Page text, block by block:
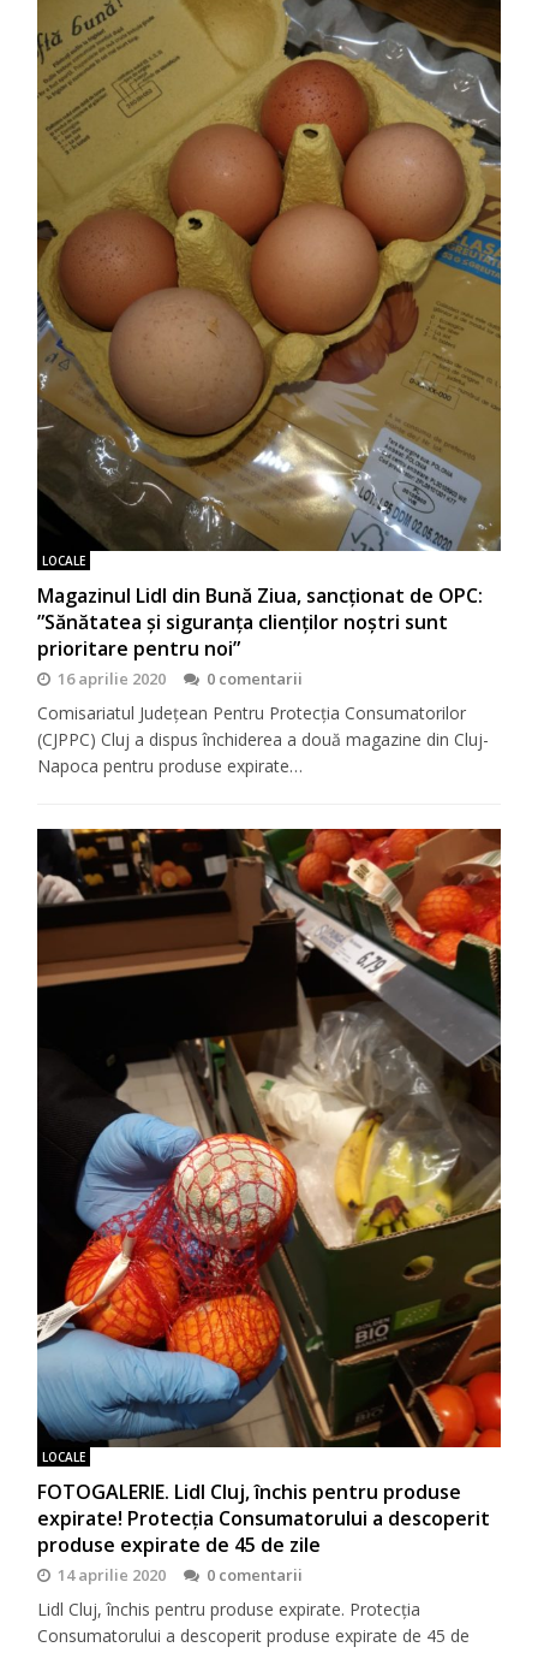
LOCALE
Magazinul Lidl din Bună Ziua, sancționat de OPC:
”Sănătatea și siguranța clienților noștri sunt
prioritare pentru noi”
16 aprilie 2020 0 comentarii
Comisariatul Județean Pentru Protecția Consumatorilor
(CJPPC) Cluj a dispus închiderea a două magazine din Cluj-
Napoca pentru produse expirate…
LOCALE
FOTOGALERIE. Lidl Cluj, închis pentru produse
expirate! Protecţia Consumatorului a descoperit
produse expirate de 45 de zile
14 aprilie 2020 0 comentarii
Lidl Cluj, închis pentru produse expirate. Protecţia
Consumatorului a descoperit produse expirate de 45 de